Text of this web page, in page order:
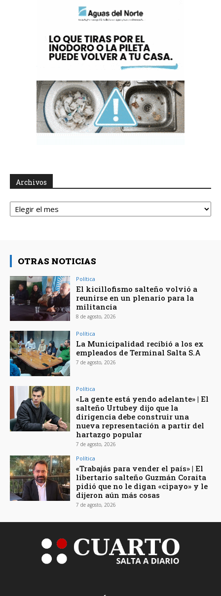
Archivos
Archivos
OTRAS NOTICIAS
Política
El kicillofismo salteño volvió a
reunirse en un plenario para la
militancia
8 de agosto, 2026
Política
La Municipalidad recibió a los ex
empleados de Terminal Salta S.A
7 de agosto, 2026
Política
«La gente está yendo adelante» | El
salteño Urtubey dijo que la
dirigencia debe construir una
nueva representación a partir del
hartazgo popular
7 de agosto, 2026
Política
«Trabajás para vender el país» | El
libertario salteño Guzmán Coraita
pidió que no le digan «cipayo» y le
dijeron aún más cosas
7 de agosto, 2026